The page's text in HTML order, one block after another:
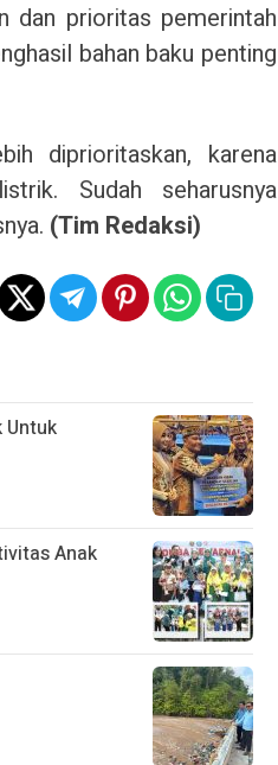
dan prioritas pemerintah
bahan baku penting
diprioritaskan, karena
Sudah seharusnya
(Tim Redaksi)
Untuk
Anak